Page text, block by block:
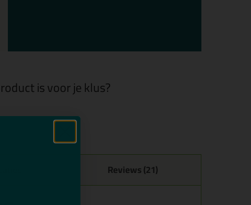
is voor je klus?
Reviews (21)